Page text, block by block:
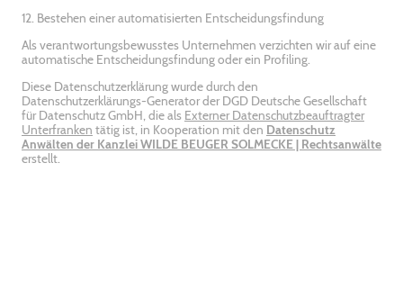
12. Bestehen einer automatisierten Entscheidungsfindung
Als verantwortungsbewusstes Unternehmen verzichten wir auf eine
automatische Entscheidungsfindung oder ein Profiling.
Diese Datenschutzerklärung wurde durch den
Datenschutzerklärungs-Generator der DGD Deutsche Gesellschaft
für Datenschutz GmbH, die als Externer Datenschutzbeauftragter
Unterfranken tätig ist, in Kooperation mit den Datenschutz
Anwälten der Kanzlei WILDE BEUGER SOLMECKE | Rechtsanwälte
erstellt.